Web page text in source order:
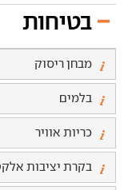
בטיחות
מבחן ריסוק
בלמים
כריות אוויר
בקרת יציבות